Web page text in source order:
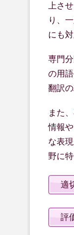
上さ
り、
にも
専門
の用
翻訳
また
情報
な表
野に
適
評